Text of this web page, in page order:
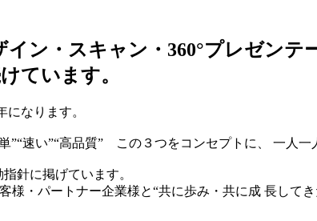
ン・スキャン・360°プレゼン
ています。
になります。
”“速い”“高品質” この３つをコンセプトに、 一人一
針に掲げています。
様・パートナー企業様と“共に歩み・共に成 長してき